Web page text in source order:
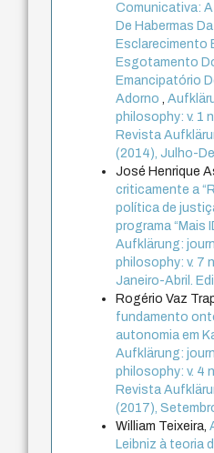
Comunicativa:
De Habermas
Esclarecimento
Esgotamento
Emancipatório
Adorno,
philosophy: v. 1
Revista
(2014), Julho-
José Henrique
criticamente a
política de
programa “Mais
Aufklärung:
philosophy: v. 7
Janeiro-Abril.
Rogério Vaz
fundamento
autonomia em
Aufklärung:
philosophy: v. 4
Revista
(2017),
William Teixeira,
Leibniz à teoria